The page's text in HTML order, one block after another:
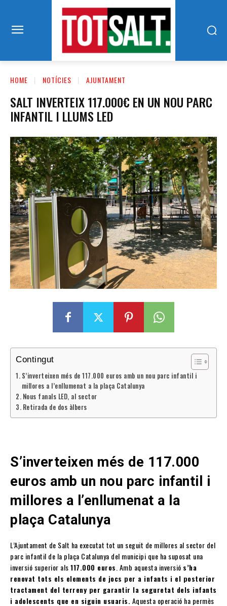
HOME NOTÍCIES AJUNTAMENT
SALT INVERTEIX 117.000€ EN UN NOU PARC
INFANTIL I LLUMS LED
Contingut
S’inverteixen més de 117.000 euros amb un nou parc infantil i
millores a l’enllumenat a la plaça Catalunya
Nous fanals LED, al sector
Retirada de dos àlbers
S’inverteixen més de 117.000
euros amb un nou parc infantil i
millores a l’enllumenat a la
plaça Catalunya
L’Ajuntament de Salt ha executat tot un seguit de millores al sector del
parc infantil de la plaça Catalunya del municipi que ha suposat una
inversió superior als117.000 euros. Amb aquesta inversió s’ha
renovat tots els elements de jocs per a infants i el posterior
tractament del terreny per garantir la seguretat dels infants
i adolescents que en siguin usuaris.Aquesta operació ha permès